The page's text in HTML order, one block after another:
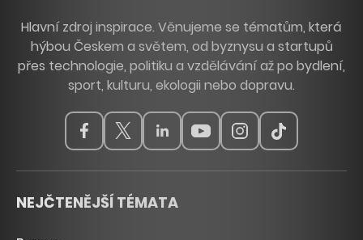
Hlavní zdroj inspirace. Věnujeme se tématům, která
hýbou Českem a světem, od byznysu a startupů
přes technologie, politiku a vzdělávání až po bydlení,
sport, kulturu, ekologii nebo dopravu.
NEJČTENĚJŠÍ TÉMATA